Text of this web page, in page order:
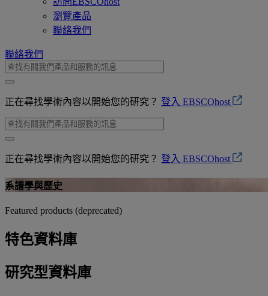
瀏覽產品
聯絡我們
聯絡我們
正在尋找學術內容以開始您的研究？ 登入 EBSCOhost
正在尋找學術內容以開始您的研究？ 登入 EBSCOhost
系譜學與歷史
Featured products (deprecated)
特色資料庫
研究型資料庫